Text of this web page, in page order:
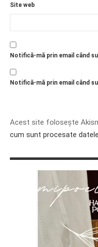
Site web
Notifică-mă prin email când
Notifică-mă prin email când
Acest site folosește
cum sunt procesate